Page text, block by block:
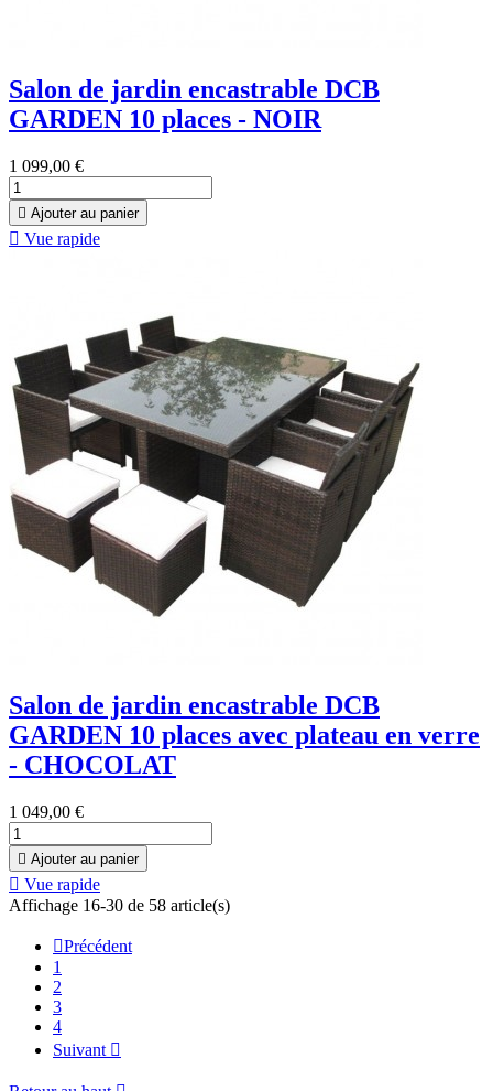
Salon de jardin encastrable DCB
GARDEN 10 places - NOIR
1 099,00 €
 Ajouter au panier
 Vue rapide
Salon de jardin encastrable DCB
GARDEN 10 places avec plateau en verre
- CHOCOLAT
1 049,00 €
 Ajouter au panier
 Vue rapide
Affichage 16-30 de 58 article(s)
Précédent
1
2
3
4
Suivant 